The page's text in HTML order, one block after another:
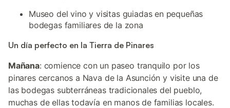
Museo del vino y visitas guiadas en pequeñas
bodegas familiares de la zona
Un día perfecto en la Tierra de Pinares
Mañana: comience con un paseo tranquilo por los
pinares cercanos a Nava de la Asunción y visite una de
las bodegas subterráneas tradicionales del pueblo,
muchas de ellas todavía en manos de familias locales.